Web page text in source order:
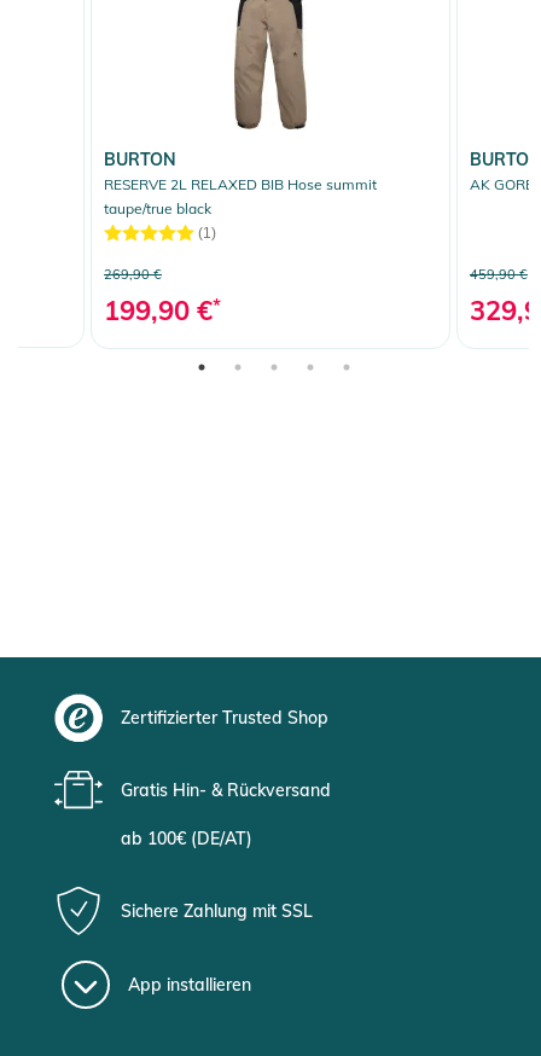
BURTON
RESERVE 2L RELAXED BIB Hose summit
taupe/true black
(1)
269,90 €
199,90 €*
BURTON
AK GORE
459,90 €
Zertifizierter Trusted Shop
Gratis Hin- & Rückversand
ab 100€ (DE/AT)
Sichere Zahlung mit SSL
App installieren